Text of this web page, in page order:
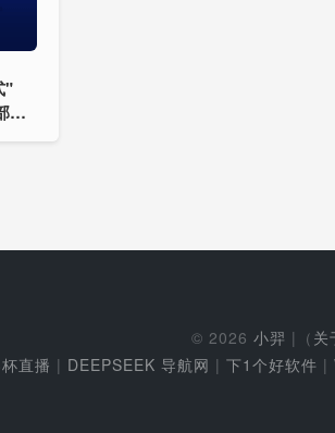
"
拜
© 2026 小羿 |（ 关
直播 | DEEPSEEK 导航网 | 下1个好软件 |